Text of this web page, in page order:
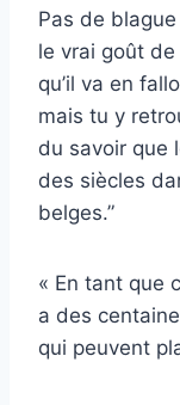
Pas de
le vrai goût de
qu’il va en
mais tu y
du savoir que
des siècles
belges.”
« En tant que
a des
qui peuvent